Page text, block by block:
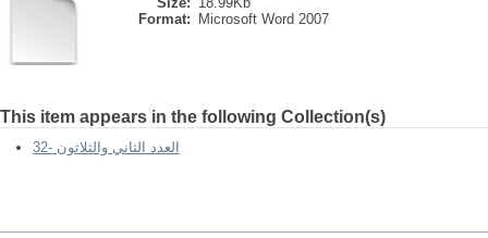
Format:
Microsoft Word 2007
This item appears in the following Collection(s)
العدد الثاني والثلاثون -32